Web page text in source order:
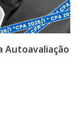
Autoavaliação